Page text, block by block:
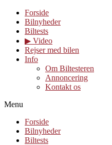
Forside
Bilnyheder
Biltests
▶︎ Video
Rejser med bilen
Info
Om Biltesteren
Annoncering
Kontakt os
Menu
Forside
Bilnyheder
Biltests